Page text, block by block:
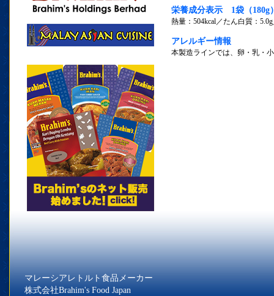
栄養成分表示 1袋（180g
熱量：504kcal／たん白質：
アレルギー情報
本製造ラインでは、卵・乳・
マレーシアレトルト食品メーカー
株式会社Brahim's Food Japan